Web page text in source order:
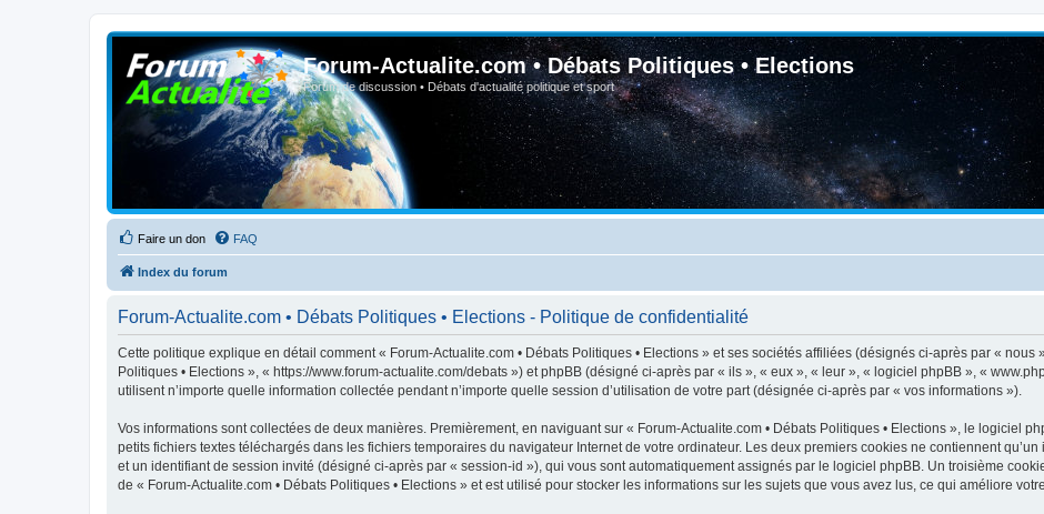
Forum-Actualite.com • Débats Politiques • Elections
Forum de discussion • Débats d'actualité politique et sport
Faire un don FAQ
Index du forum
Forum-Actualite.com • Débats Politiques • Elections - Politique de confidentialité
Cette politique explique en détail comment « Forum-Actualite.com • Débats Politiques • Elections » et ses sociétés affiliées (désignés ci-après par « nous
Politiques • Elections », « https://www.forum-actualite.com/debats ») et phpBB (désigné ci-après par « ils », « eux », « leur », « logiciel phpBB », «
utilisent n’importe quelle information collectée pendant n’importe quelle session d’utilisation de votre part (désignée ci-après par « vos informations »).
Vos informations sont collectées de deux manières. Premièrement, en naviguant sur « Forum-Actualite.com • Débats Politiques • Elections », le logiciel
petits fichiers textes téléchargés dans les fichiers temporaires du navigateur Internet de votre ordinateur. Les deux premiers cookies ne contiennent
et un identifiant de session invité (désigné ci-après par « session-id »), qui vous sont automatiquement assignés par le logiciel phpBB. Un troisième
de « Forum-Actualite.com • Débats Politiques • Elections » et est utilisé pour stocker les informations sur les sujets que vous avez lus, ce qui améliore